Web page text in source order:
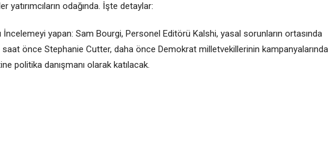
odağında. İşte detaylar:
İncelemeyi yapan: Sam Bourgi, Personel Editörü Kalshi, yasal sorunların ortasında
önce Stephanie Cutter, daha önce Demokrat milletvekillerinin kampanyalarında
politika danışmanı olarak katılacak.